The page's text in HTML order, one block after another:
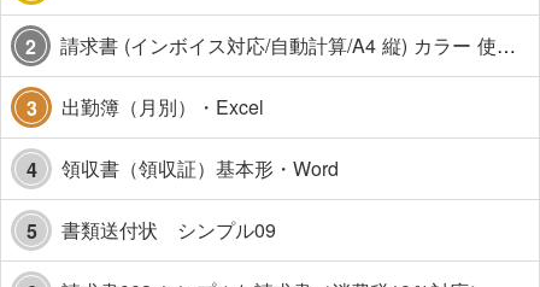
2 請求書 (インボイス対応/自動計算/A4 縦) カラー 使い方解説あり
3 出勤簿（月別）・Excel
4 領収書（領収証）基本形・Word
5 書類送付状 シンプル09